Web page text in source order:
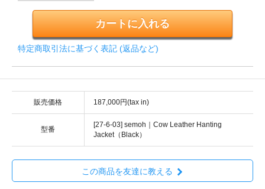
特定商取引法に基づく表記 (返品など)
販売価格 187,000円(tax in)
型番
[27-6-03] semoh｜Cow Leather Hanting
Jacket（Black）
この商品を友達に教える